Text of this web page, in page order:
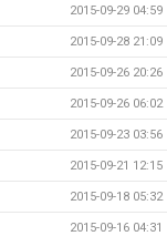
2015-09-29 04:59
2015-09-28 21:09
2015-09-26 20:26
2015-09-26 06:02
2015-09-23 03:56
2015-09-21 12:15
2015-09-18 05:32
2015-09-16 04:31